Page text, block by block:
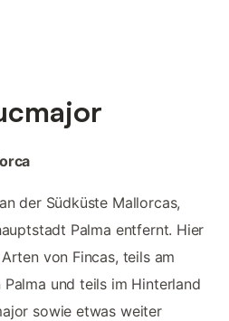
der Südküste Mallorcas,
Palma entfernt. Hier
von Fincas, teils am
und teils im Hinterland
sowie etwas weiter